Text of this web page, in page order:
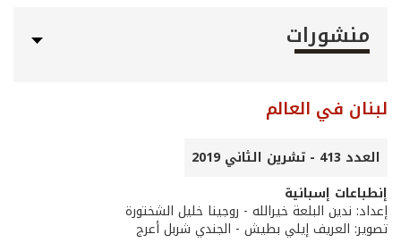
منشورات
لبنان في العالم
العدد 413 - تشرين الثاني 2019
إنطباعات إسبانية
إعداد: ندين البلعة خيرالله - روجينا خليل الشختورة
تصوير: العريف إيلي بطيش - الجندي شربل أعرج